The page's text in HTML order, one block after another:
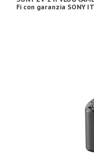
Fi con garanzia SONY